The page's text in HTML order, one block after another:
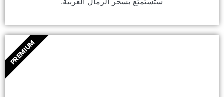
PREMIUM